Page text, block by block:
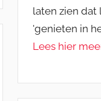
laten zien dat
'genieten in
Lees hier